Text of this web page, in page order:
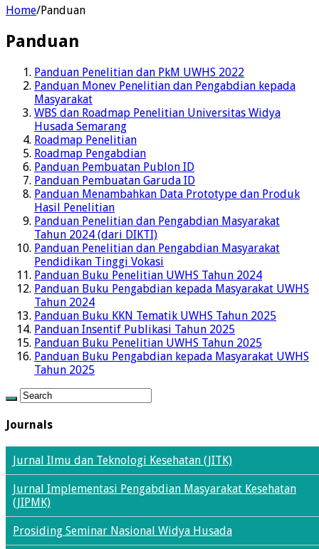
Home/Panduan
Panduan
Panduan Penelitian dan PkM UWHS 2022
Panduan Monev Penelitian dan Pengabdian kepada
Masyarakat
WBS dan Roadmap Penelitian Universitas Widya
Husada Semarang
Roadmap Penelitian
Roadmap Pengabdian
Panduan Pembuatan Publon ID
Panduan Pembuatan Garuda ID
Panduan Menambahkan Data Prototype dan Produk
Hasil Penelitian
Panduan Penelitian dan Pengabdian Masyarakat
Tahun 2024 (dari DIKTI)
Panduan Penelitian dan Pengabdian Masyarakat
Pendidikan Tinggi Vokasi
Panduan Buku Penelitian UWHS Tahun 2024
Panduan Buku Pengabdian kepada Masyarakat UWHS
Tahun 2024
Panduan Buku KKN Tematik UWHS Tahun 2025
Panduan Insentif Publikasi Tahun 2025
Panduan Buku Penelitian UWHS Tahun 2025
Panduan Buku Pengabdian kepada Masyarakat UWHS
Tahun 2025
Journals
Jurnal Ilmu dan Teknologi Kesehatan (JITK)
Jurnal Implementasi Pengabdian Masyarakat Kesehatan
(JIPMK)
Prosiding Seminar Nasional Widya Husada